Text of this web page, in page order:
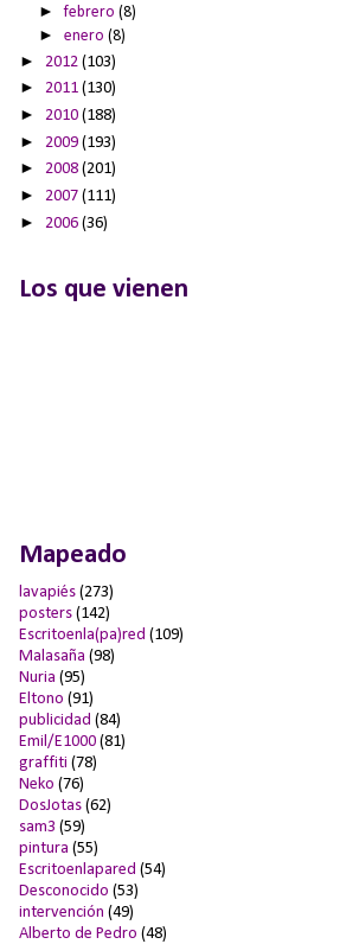
►febrero(8)
►enero(8)
► 2012 (103)
► 2011 (130)
► 2010 (188)
► 2009 (193)
► 2008 (201)
► 2007 (111)
► 2006 (36)
Los que vienen
Mapeado
lavapiés (273)
posters (142)
Escritoenla(pa)red (109)
Malasaña (98)
Nuria (95)
Eltono (91)
publicidad (84)
Emil/E1000 (81)
graffiti (78)
Neko (76)
DosJotas (62)
sam3 (59)
pintura (55)
Escritoenlapared (54)
Desconocido (53)
intervención (49)
Alberto de Pedro (48)